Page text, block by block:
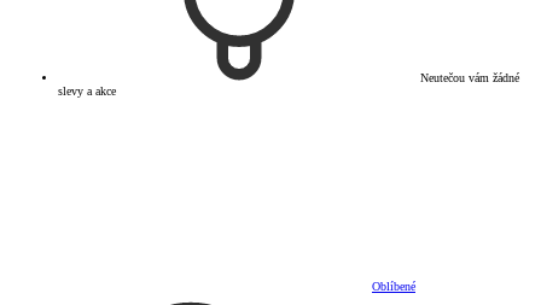
Neutečou vám žádné
slevy a akce
Oblíbené